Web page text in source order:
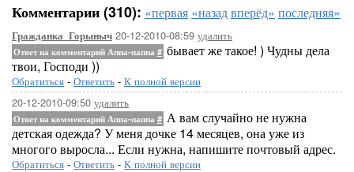
Комментарии (310): «первая «назадвперёд» последняя»
Гражданка_Горыныч 20-12-2010-08:59 удалить
Ответ на комментарий Аппа-паппа # бывает же такое! ) Чудны дела
твои, Господи ))
Обратиться - Ответить - К полной версии
20-12-2010-09:50 удалить
Ответ на комментарий Аппа-паппа # А вам случайно не нужна
детская одежда? У меня дочке 14 месяцев, она уже из
многого выросла... Если нужна, напишите почтовый адрес.
Обратиться - Ответить - К полной версии